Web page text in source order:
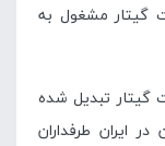
در صنعت گیتار مشغول به
گیتار تبدیل شده
ایران طرفداران